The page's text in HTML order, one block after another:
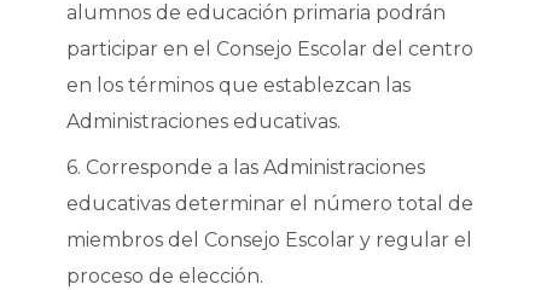
alumnos de educación primaria podrán
participar en el Consejo Escolar del centro
en los términos que establezcan las
Administraciones educativas.
6. Corresponde a las Administraciones
educativas determinar el número total de
miembros del Consejo Escolar y regular el
proceso de elección.